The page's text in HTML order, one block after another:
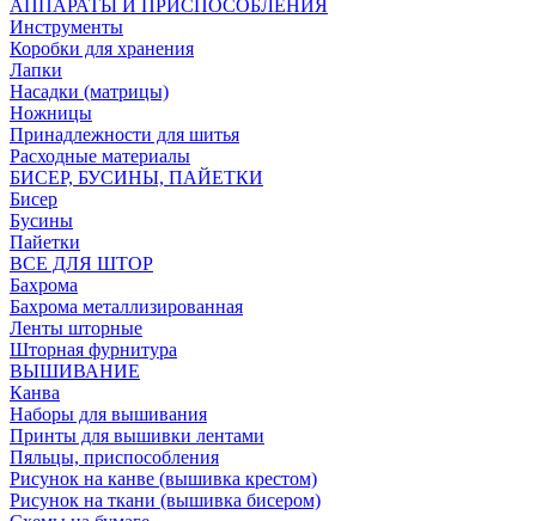
АППАРАТЫ И ПРИСПОСОБЛЕНИЯ
Инструменты
Коробки для хранения
Лапки
Насадки (матрицы)
Ножницы
Принадлежности для шитья
Расходные материалы
БИСЕР, БУСИНЫ, ПАЙЕТКИ
Бисер
Бусины
Пайетки
ВСЕ ДЛЯ ШТОР
Бахрома
Бахрома металлизированная
Ленты шторные
Шторная фурнитура
ВЫШИВАНИЕ
Канва
Наборы для вышивания
Принты для вышивки лентами
Пяльцы, приспособления
Рисунок на канве (вышивка крестом)
Рисунок на ткани (вышивка бисером)